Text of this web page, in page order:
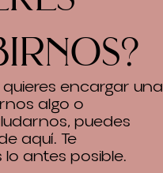
encargar una
algo o
puedes
aquí. Te
antes posible.